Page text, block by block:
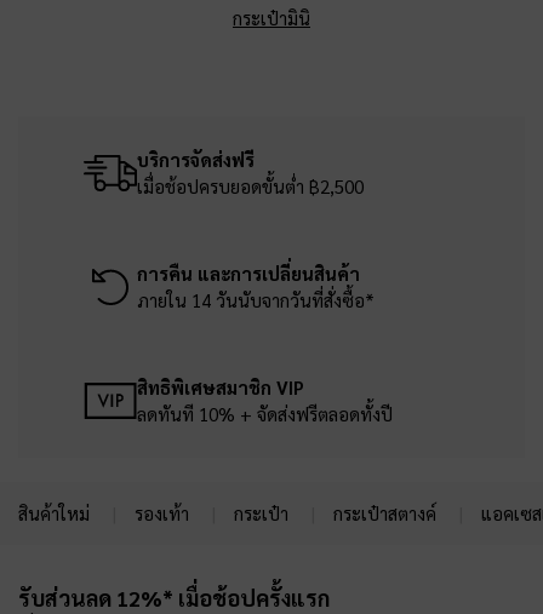
กระเป๋ามินิ
บริการจัดส่งฟรี
เมื่อช้อปครบยอดขั้นต่ำ ฿2,500
การคืน และการเปลี่ยนสินค้า
ภายใน 14 วันนับจากวันที่สั่งซื้อ*
สิทธิพิเศษสมาชิก VIP
ลดทันที 10% + จัดส่งฟรีตลอดทั้งปี
สินค้าใหม่ รองเท้า กระเป๋า กระเป๋าสตางค์ แอคเซ
รับส่วนลด 12%* เมื่อช้อปครั้งแรก